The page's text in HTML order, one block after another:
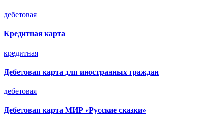
дебетовая
Кредитная карта
кредитная
Дебетовая карта для иностранных граждан
дебетовая
Дебетовая карта МИР «Русские сказки»